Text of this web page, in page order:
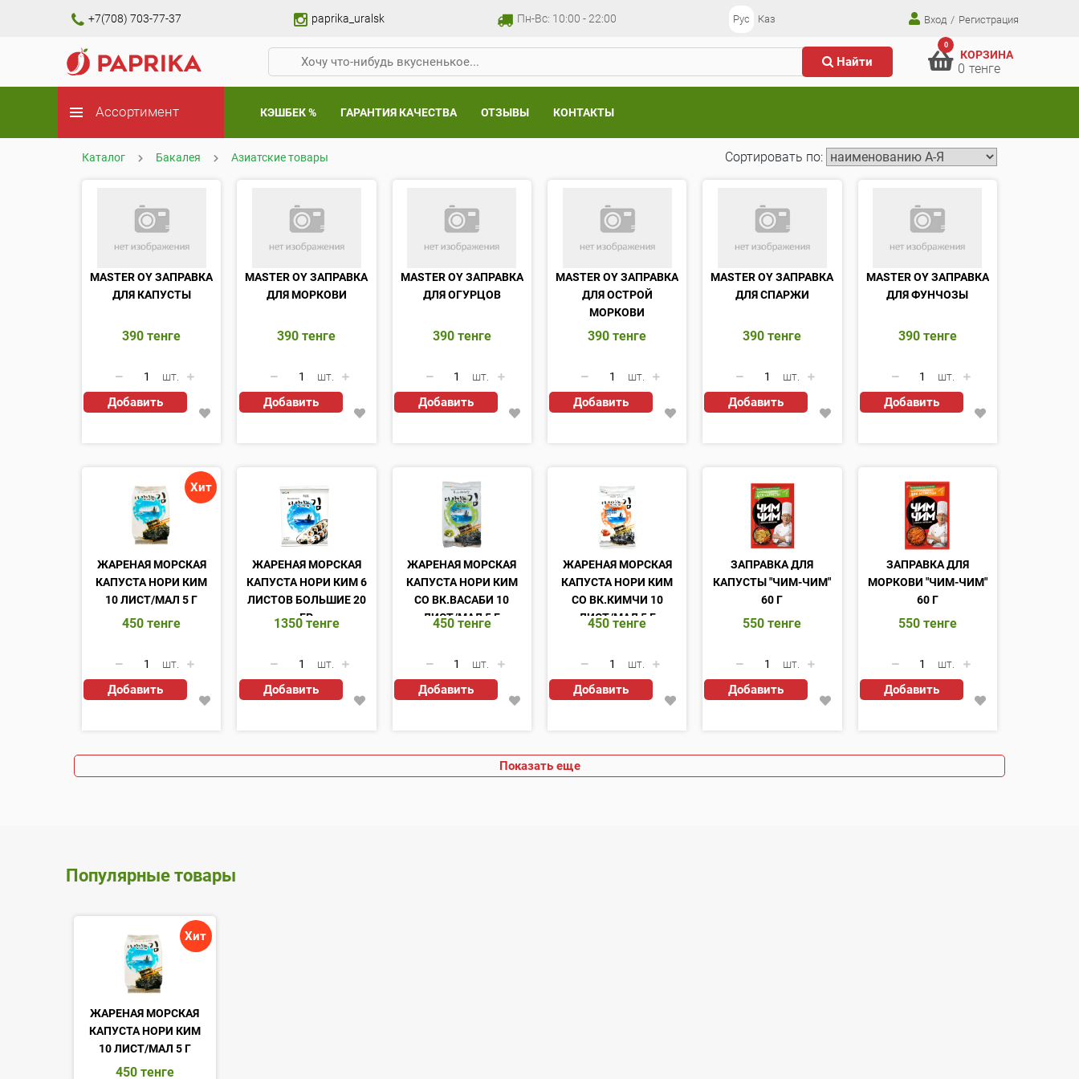
+7(708) 703-77-37 paprika_uralsk Пн-Вс: 10:00 - 22:00 Рус Каз Вход / Регистрация
Найти
0
КОРЗИНА
0 тенге
Ассортимент КЭШБЕК % ГАРАНТИЯ КАЧЕСТВА ОТЗЫВЫ КОНТАКТЫ
Каталог Бакалея Азиатские товары Сортировать по:
MASTER OY ЗАПРАВКА
ДЛЯ КАПУСТЫ
390тенге
шт.
Добавить
MASTER OY ЗАПРАВКА
ДЛЯ МОРКОВИ
390тенге
шт.
Добавить
MASTER OY ЗАПРАВКА
ДЛЯ ОГУРЦОВ
390 тенге
шт.
Добавить
MASTER OY ЗАПРАВКА
ДЛЯ ОСТРОЙ
МОРКОВИ
390тенге
шт.
Добавить
MASTER OY ЗАПРАВКА
ДЛЯ СПАРЖИ
390тенге
шт.
Добавить
MASTER OY ЗАПРАВКА
ДЛЯ ФУНЧОЗЫ
390 тенге
шт.
Добавить
Хит
ЖАРЕНАЯ МОРСКАЯ
КАПУСТА НОРИ КИМ
10 ЛИСТ/МАЛ 5 Г
450тенге
шт.
Добавить
ЖАРЕНАЯ МОРСКАЯ
КАПУСТА НОРИ КИМ 6
ЛИСТОВ БОЛЬШИЕ 20
ГР
1350 тенге
шт.
Добавить
ЖАРЕНАЯ МОРСКАЯ
КАПУСТА НОРИ КИМ
СО ВК.ВАСАБИ 10
ЛИСТ/МАЛ 5 Г
450 тенге
шт.
Добавить
ЖАРЕНАЯ МОРСКАЯ
КАПУСТА НОРИ КИМ
СО ВК.КИМЧИ 10
ЛИСТ/МАЛ 5 Г
450тенге
шт.
Добавить
ЗАПРАВКА ДЛЯ
КАПУСТЫ "ЧИМ-ЧИМ"
60 Г
550тенге
шт.
Добавить
ЗАПРАВКА ДЛЯ
МОРКОВИ "ЧИМ-ЧИМ"
60 Г
550 тенге
шт.
Добавить
Показать еще
Популярные товары
Хит
ЖАРЕНАЯ МОРСКАЯ
КАПУСТА НОРИ КИМ
10 ЛИСТ/МАЛ 5 Г
450 тенге